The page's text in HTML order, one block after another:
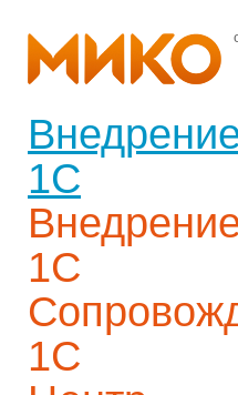
1С
1С
1С